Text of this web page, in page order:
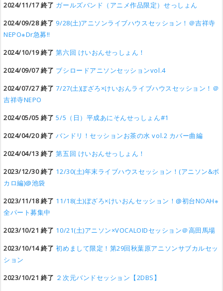
2024/11/17 終了 ガールズバンド（アニメ作品限定）せっしょん
2024/09/28 終了 9/28(土)アニソンライブハウスセッション！＠吉祥寺
NEPO※Dr急募‼︎
2024/10/19 終了 第六回 けいおんせっしょん！
2024/09/07 終了 ブシロードアニソンセッションvol.4
2024/07/27 終了 7/27(土)ぼざろ×けいおんライブハウスセッション！＠
吉祥寺NEPO
2024/05/05 終了 5/5（日）平成あにそんせっしょん#1
2024/04/20 終了 バンドリ！セッションお茶の水 vol.2 カバー曲編
2024/04/13 終了 第五回 けいおんせっしょん！
2023/12/30 終了 12/30(土)年末ライブハウスセッション！(アニソン&ボ
カロ編)@池袋
2023/11/18 終了 11/18(土)ぼざろ×けいおんセッション！@初台NOAH※
全パート募集中
2023/10/21 終了 10/21(土)アニソン×VOCALOIDセッション＠高田馬場
2023/10/14 終了 初めまして限定！第29回秋葉原アニソンサブカルセッ
ション
2023/10/21 終了 ２次元バンドセッション【2DBS】